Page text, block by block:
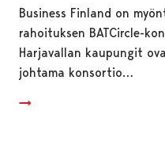
Business Finland on
rahoituksen BATCircle-
Harjavallan kaupungit
johtama konsortio…